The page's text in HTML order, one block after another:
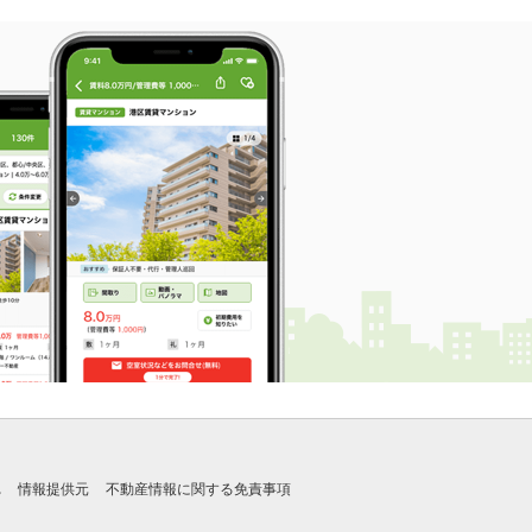
情報提供元 不動産情報に関する免責事項